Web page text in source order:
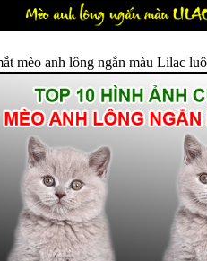
mèo anh lông ngắn màu Lilac